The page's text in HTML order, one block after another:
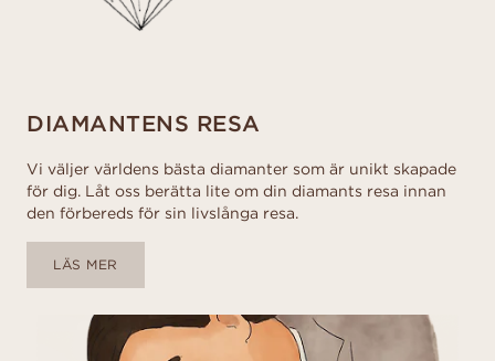
DIAMANTENS RESA
Vi väljer världens bästa diamanter som är unikt skapade
för dig. Låt oss berätta lite om din diamants resa innan
den förbereds för sin livslånga resa.
LÄS MER